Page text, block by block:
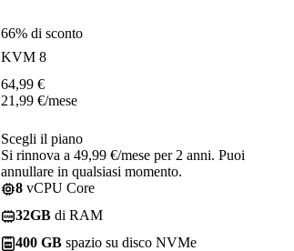
66% di sconto
KVM 8
64,99 €
21,99 €/mese
Scegli il piano
Si rinnova a 49,99 €/mese per 2 anni. Puoi
annullare in qualsiasi momento.
8 vCPU Core
32GB di RAM
400 GB spazio su disco NVMe